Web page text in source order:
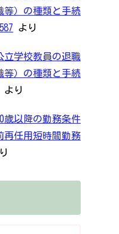
等）の種類と手続
より
立学校教員の退職
等）の種類と手続
より
歳以降の勤務条件
任用短時間勤務